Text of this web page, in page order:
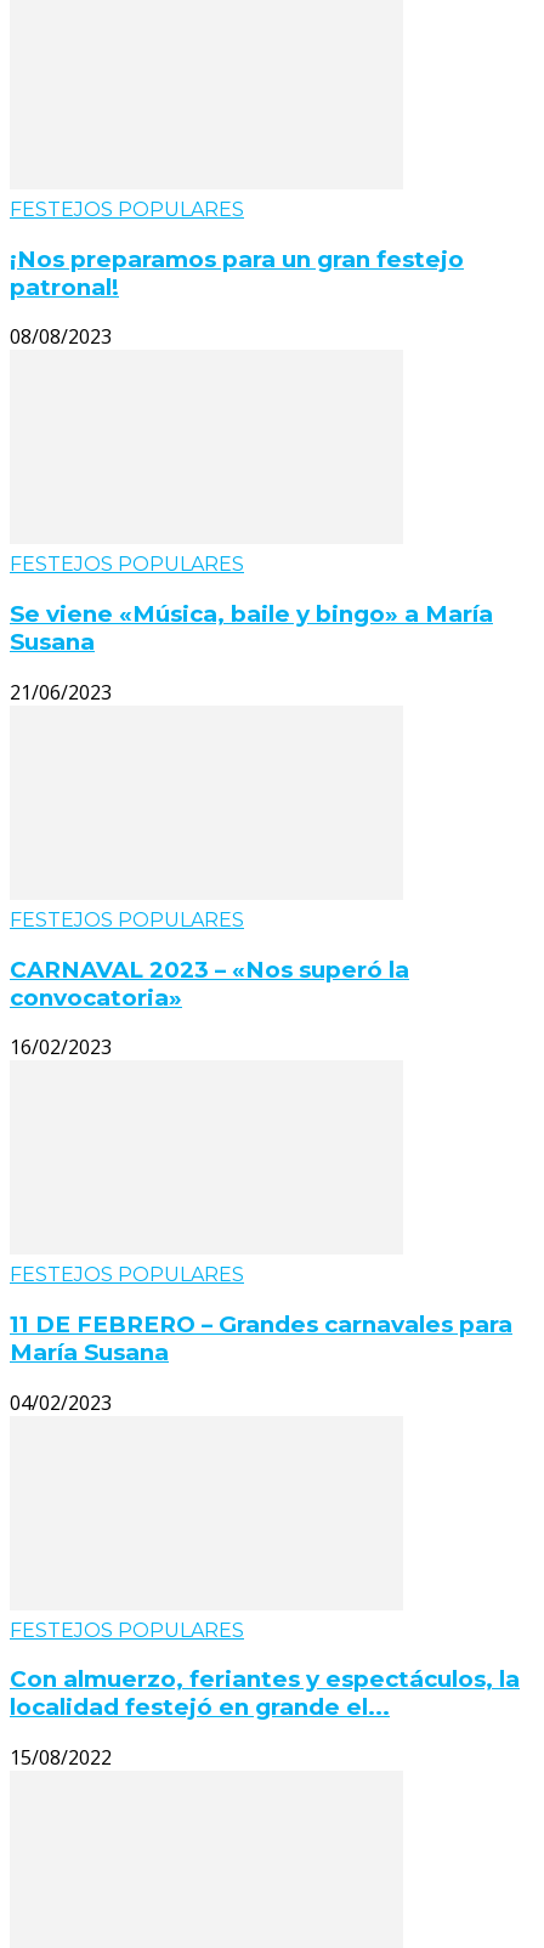
FESTEJOS POPULARES
¡Nos preparamos para un gran festejo
patronal!
08/08/2023
FESTEJOS POPULARES
Se viene «Música, baile y bingo» a María
Susana
21/06/2023
FESTEJOS POPULARES
CARNAVAL 2023 – «Nos superó la
convocatoria»
16/02/2023
FESTEJOS POPULARES
11 DE FEBRERO – Grandes carnavales para
María Susana
04/02/2023
FESTEJOS POPULARES
Con almuerzo, feriantes y espectáculos, la
localidad festejó en grande el...
15/08/2022